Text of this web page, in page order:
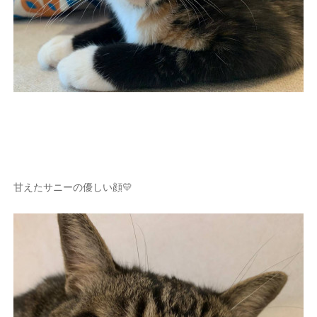
甘えたサニーの優しい顔💛